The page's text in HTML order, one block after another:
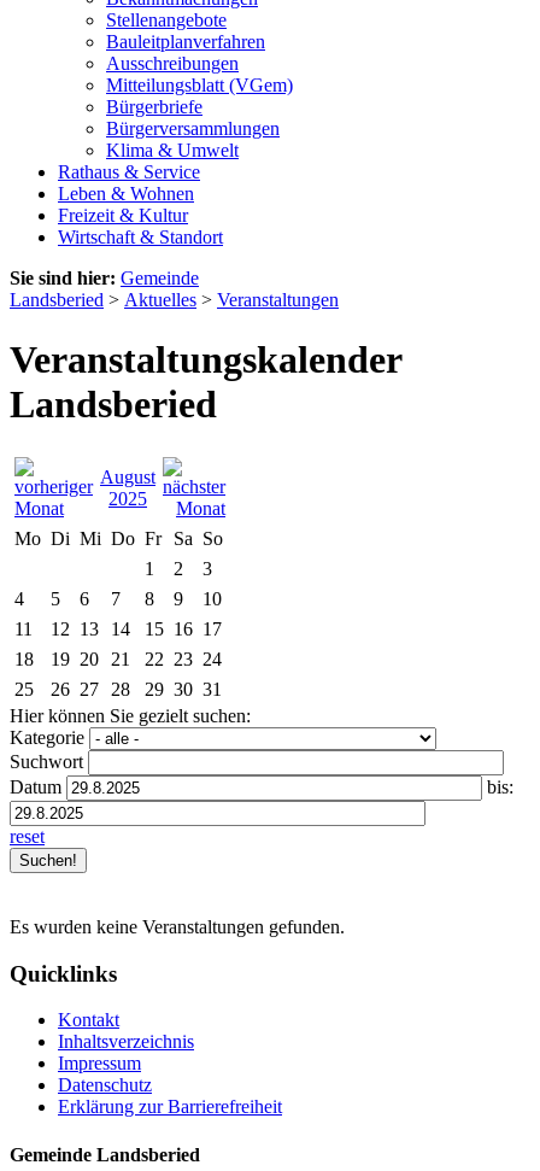
Stellenangebote
Bauleitplanverfahren
Ausschreibungen
Mitteilungsblatt (VGem)
Bürgerbriefe
Bürgerversammlungen
Klima & Umwelt
Rathaus & Service
Leben & Wohnen
Freizeit & Kultur
Wirtschaft & Standort
Sie sind hier: Gemeinde
Landsberied > Aktuelles > Veranstaltungen
Veranstaltungskalender
Landsberied
August
2025
Mo Di Mi Do Fr Sa So
1
2
3
4
5 6 7 8 9
10
11
12 13 14 15 16 17
18
19 20 21 22 23 24
25
26 27 28 29 30 31
Hier können Sie gezielt suchen:
Kategorie
Suchwort
Datum
bis:
reset
Es wurden keine Veranstaltungen gefunden.
Quicklinks
Kontakt
Inhaltsverzeichnis
Impressum
Datenschutz
Erklärung zur Barrierefreiheit
Gemeinde Landsberied